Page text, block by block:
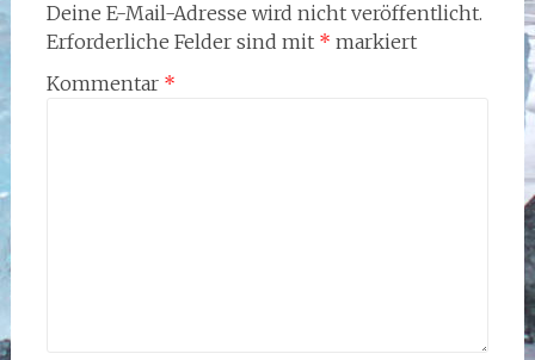
Deine E-Mail-Adresse wird nicht veröffentlicht.
Erforderliche Felder sind mit * markiert
Kommentar *